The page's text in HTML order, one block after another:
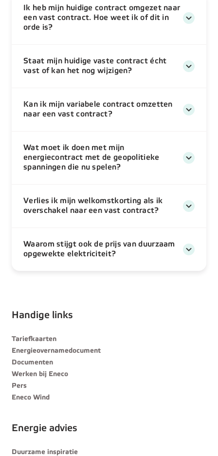
Ik heb mijn huidige contract omgezet naar
een vast contract. Hoe weet ik of dit in
orde is?
Staat mijn huidige vaste contract écht
vast of kan het nog wijzigen?
Kan ik mijn variabele contract omzetten
naar een vast contract?
Wat moet ik doen met mijn
energiecontract met de geopolitieke
spanningen die nu spelen?
Verlies ik mijn welkomstkorting als ik
overschakel naar een vast contract?
Waarom stijgt ook de prijs van duurzaam
opgewekte elektriciteit?
Handige links
Tariefkaarten
Energieovernamedocument
Documenten
Werken bij Eneco
Pers
Eneco Wind
Energie advies
Duurzame inspiratie